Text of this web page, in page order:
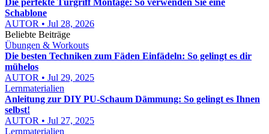
Die perfekte Türgriff Montage: So verwenden Sie eine
Schablone
AUTOR • Jul 28, 2026
Beliebte Beiträge
Übungen & Workouts
Die besten Techniken zum Fäden Einfädeln: So gelingt es dir
mühelos
AUTOR • Jul 29, 2025
Lernmaterialien
Anleitung zur DIY PU-Schaum Dämmung: So gelingt es Ihnen
selbst!
AUTOR • Jul 27, 2025
Lernmaterialien